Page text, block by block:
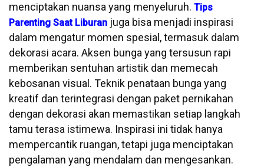
menciptakan nuansa yang menyeluruh. Tips
Parenting Saat Liburan juga bisa menjadi inspirasi
dalam mengatur momen spesial, termasuk dalam
dekorasi acara. Aksen bunga yang tersusun rapi
memberikan sentuhan artistik dan memecah
kebosanan visual. Teknik penataan bunga yang
kreatif dan terintegrasi dengan paket pernikahan
dengan dekorasi akan memastikan setiap langkah
tamu terasa istimewa. Inspirasi ini tidak hanya
mempercantik ruangan, tetapi juga menciptakan
pengalaman yang mendalam dan mengesankan.